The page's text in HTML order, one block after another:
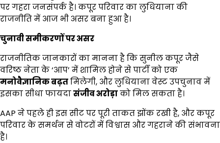
पर गहरा जनसंपर्क है। कपूर परिवार का लुधियाना की
राजनीति में आज भी असर बना हुआ है।
चुनावी समीकरणों पर असर
राजनीतिक जानकारों का मानना है कि सुनील कपूर जैसे
वरिष्ठ नेता के ‘आप’ में शामिल होने से पार्टी को एक
मनोवैज्ञानिक बढ़तमिलेगी, और लुधियाना वेस्ट उपचुनाव में
इसका सीधा फायदासंजीव अरोड़ाको मिल सकता है।
AAP ने पहले ही इस सीट पर पूरी ताकत झोंक रखी है, और कपूर
परिवार के समर्थन से वोटरों में विश्वास और गहराने की संभावना
है।